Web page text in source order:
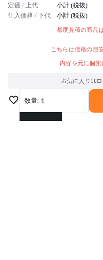
定価 / 上代 小計 (税抜)
仕入価格 / 下代 小計 (税抜)
都度見積の商品
こちらは価格の目
内容を元に個別
お気に入りは
数量: 1
1